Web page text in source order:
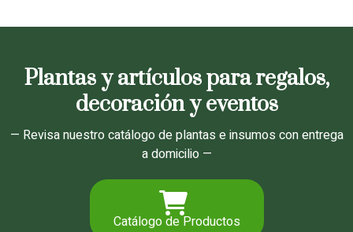
Plantas y artículos para regalos,
decoración y eventos
— Revisa nuestro catálogo de plantas e insumos con entrega
a domicilio —
Catálogo de Productos